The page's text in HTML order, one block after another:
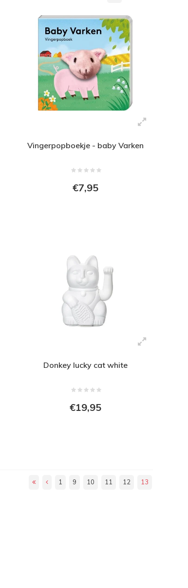
Vingerpopboekje - baby Varken
€7,95
Donkey lucky cat white
€19,95
1 9 10 11 12 13